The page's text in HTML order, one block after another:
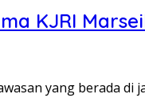
KJRI
yang berada